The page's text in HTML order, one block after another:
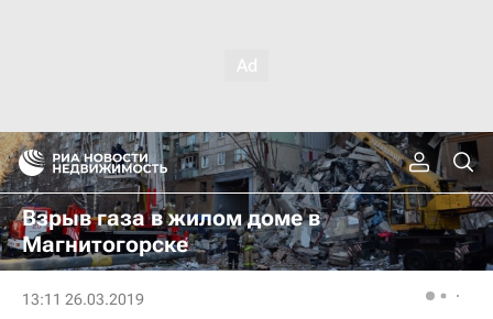
Взрыв газа в жилом доме в
Магнитогорске
13:11 26.03.2019